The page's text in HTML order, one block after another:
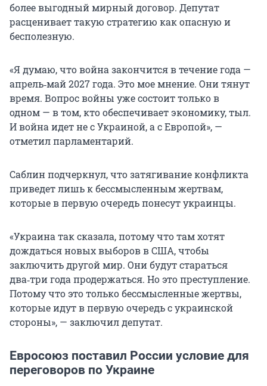
более выгодный мирный договор. Депутат
расценивает такую стратегию как опасную и
бесполезную.
«Я думаю, что война закончится в течение года —
апрель‑май 2027 года. Это мое мнение. Они тянут
время. Вопрос войны уже состоит только в
одном — в том, кто обеспечивает экономику, тыл.
И война идет не с Украиной, а с Европой», —
отметил парламентарий.
Саблин подчеркнул, что затягивание конфликта
приведет лишь к бессмысленным жертвам,
которые в первую очередь понесут украинцы.
«Украина так сказала, потому что там хотят
дождаться новых выборов в США, чтобы
заключить другой мир. Они будут стараться
два‑три года продержаться. Но это преступление.
Потому что это только бессмысленные жертвы,
которые идут в первую очередь с украинской
стороны», — заключил депутат.
Евросоюз поставил России условие для
переговоров по Украине